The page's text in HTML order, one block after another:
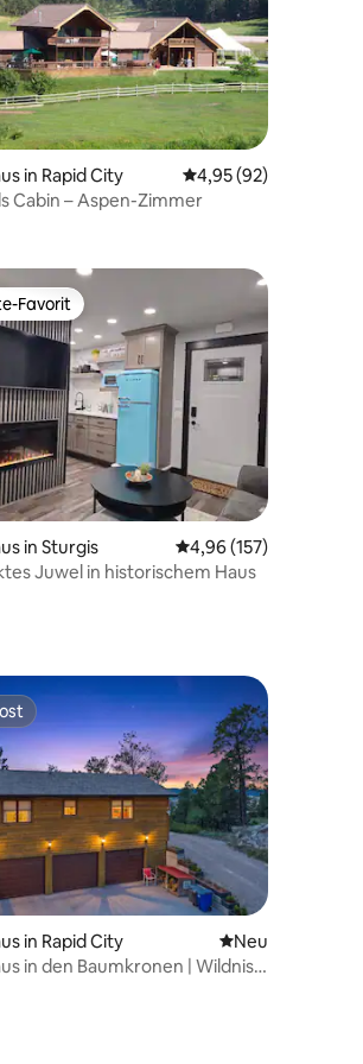
4,96 von 5, 315 Bewertungen
in Rapid City Durchschnittliche
4,95 (92)
Cabin – Aspen-Zimmer
4,78 von 5, 245 Bewertungen
Gäste-Favorit.
Favorit
in Sturgis Durchschnittliche
4,96 (157)
Juwel in historischem Haus
in Rapid City Neue Unterkunft
Neu
in den Baumkronen | Wildnis-